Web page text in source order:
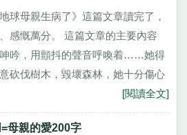
球母親生病了》這篇文章讀完了，
感慨萬分。 這篇文章的主要內容
吟，用顫抖的聲音呼喚着……她得
砍伐樹木，毀壞森林，她十分傷心
[閱讀全文]
母親的愛200字